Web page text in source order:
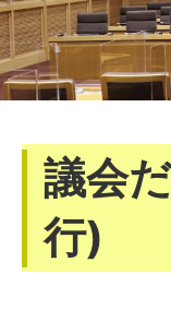
議会
行)